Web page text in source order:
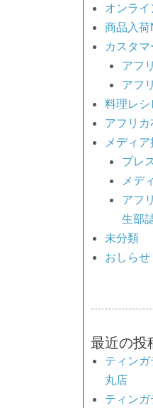
オンライ
商品入荷
カスタ
アフ
アフ
料理レシ
アフリ
メディ
プレ
メデ
アフ
生部
未分類
おしらせ
最近の投
ティン
丸店
ティン